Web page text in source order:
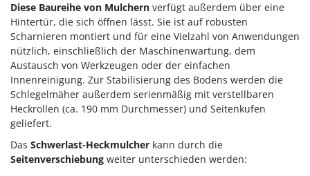
Diese Baureihe von Mulchern verfügt außerdem über eine
Hintertür, die sich öffnen lässt. Sie ist auf robusten
Scharnieren montiert und für eine Vielzahl von Anwendungen
nützlich, einschließlich der Maschinenwartung, dem
Austausch von Werkzeugen oder der einfachen
Innenreinigung. Zur Stabilisierung des Bodens werden die
Schlegelmäher außerdem serienmäßig mit verstellbaren
Heckrollen (ca. 190 mm Durchmesser) und Seitenkufen
geliefert.
Das Schwerlast-Heckmulcher kann durch die
Seitenverschiebung weiter unterschieden werden: